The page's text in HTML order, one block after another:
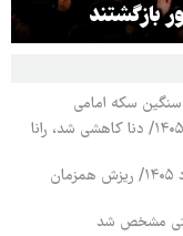
قیمت محصولات ایران خودرو پنج‌شنبه ۸ مرداد ۱۴۰۵/ دنا کاهشی شد، رانا
قیمت محصولات ایران خودرو چهارشنبه ۱۴ مرداد ۱۴۰۵/ ریزش همزمان
مشخص شد